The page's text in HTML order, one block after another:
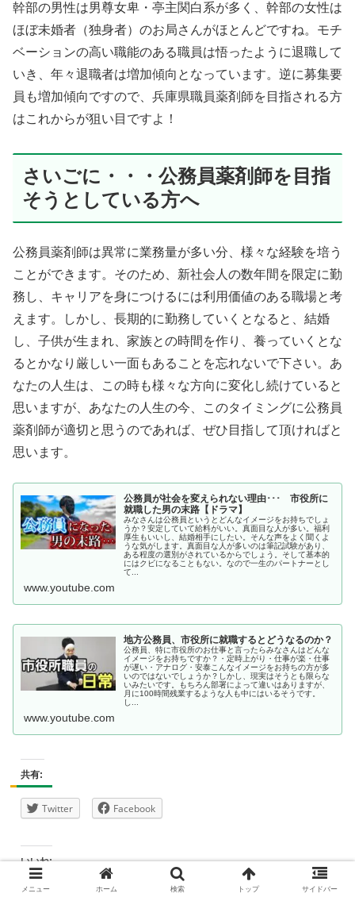
幹部の男性は男尊女卑・亭主関白系が多く、幹部の女性は
ほぼ未婚者（独身者）のお局さんがほとんどですね。モチ
ベーションの高い職能のある職員は悟ったように退職して
いき、年々退職者は増加傾向となっています。逆に募集要
員も増加傾向ですので、兵庫県職員薬剤師を目指される方
はこれからが狙い目ですよ！
さいごに・・・公務員薬剤師を目指
そうとしている方へ
公務員薬剤師は異常に業務量が多い分、様々な経験を培う
ことができます。そのため、新社会人の数年間を限定に勤
務し、キャリアを身につけるには利用価値のある職場と考
えます。しかし、長期的に勤務していくとなると、結婚
し、子供が生まれ、家族との時間を作り、養っていくとな
るとかなり厳しい一面もあることを忘れないで下さい。あ
なたの人生は、この時も様々な方向に変化し続けていると
思いますが、あなたの人生の今、このタイミングに公務員
薬剤師が適切と思うのであれば、ぜひ目指して頂ければと
思います。
公務員が社会を変えられない理由･･･ 市役所に
就職した男の末路【ドラマ】
みなさんは公務員というとどんなイメージをお持ちでしょ
うか？安定していて給料がいい。真面目な人が多い。福利
厚生もいいし、結婚相手にしたい。そんな声をよく聞くよ
うな気がします。真面目な人が多いのは筆記試験があり、
ある程度の選別がされているからでしょう。そして基本的
にはクビになることもない。なので一生のパートナーとし
て...
www.youtube.com
地方公務員、市役所に就職するとどうなるのか？
公務員、特に市役所のお仕事と言ったらみなさんはどんな
イメージをお持ちですか？・定時上がり・仕事が楽・仕事
が遅い・アナログ・安泰こんなイメージをお持ちの方が多
いのではないでしょうか？しかし、現実はそうとも限らな
いみたいです。もちろん部署によって違いはありますが、
月に100時間残業するような人も中にはいるそうです。
し...
www.youtube.com
共有:
Twitter Facebook
いいね:
読み込み中…
メニュー ホーム 検索 トップ サイドバー